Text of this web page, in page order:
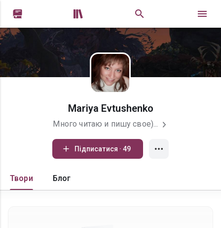
 
Mariya Evtushenko
Много читаю и пишу свое)...
Підписатися · 49
Твори Блог